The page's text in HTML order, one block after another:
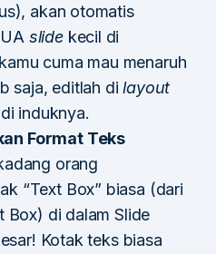
akan otomatis
slidekecil di
cuma mau menaruh
saja, editlah dilayout
induknya.
Format Teks
orang
“Text Box” biasa (dari
Box) di dalam Slide
Kotak teks biasa